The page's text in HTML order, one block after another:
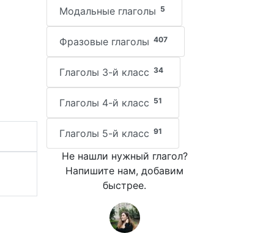
5
Модальные глаголы
407
Фразовые глаголы
34
Глаголы 3-й класс
51
Глаголы 4-й класс
91
Глаголы 5-й класс
Не нашли нужный глагол?
Напишите нам, добавим
быстрее.